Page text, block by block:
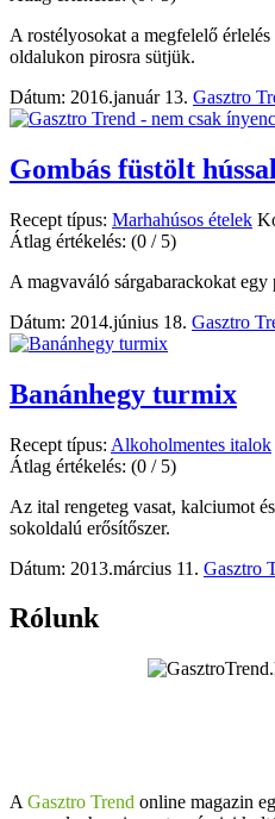
A rostélyosokat a megfelelő
oldalukon pirosra sütjük.
Dátum: 2016.január 13. Gasztro
Gombás füstölt
Recept típus: Marhahúsos ételek
Átlag értékelés: (0 / 5)
A magvaváló sárgabarackokat
Dátum: 2014.június 18. Gasztro
Banánhegy turmix
Recept típus: Alkoholmentes italok
Átlag értékelés: (0 / 5)
Az ital rengeteg vasat, kalciumot
sokoldalú erősítőszer.
Dátum: 2013.március 11. Gasztro
Rólunk
A Gasztro Trend online magazin